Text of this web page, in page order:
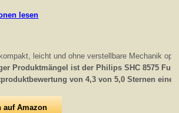
lesen
leicht und ohne verstellbare Mechanik
Produktmängel ist der Philips SHC 8575
von 4,3 von 5,0 Sternen eine
auf Amazon